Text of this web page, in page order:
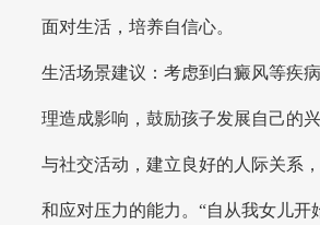
面对生活，培养自信心。
生活场景建议：考虑到白癜风等疾
理造成影响，鼓励孩子发展自己的
与社交活动，建立良好的人际关系
和应对压力的能力。“自从我女儿开